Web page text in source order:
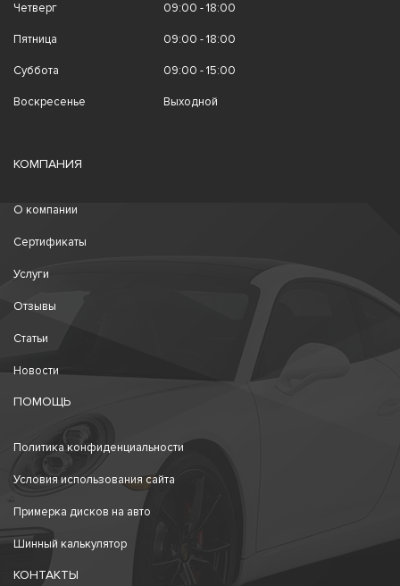
Четверг 09:00 - 18:00
Пятница 09:00 - 18:00
Суббота 09:00 - 15:00
Воскресенье Выходной
КОМПАНИЯ
О компании
Сертификаты
Услуги
Отзывы
Статьи
Новости
ПОМОЩЬ
Политика конфиденциальности
Условия использования сайта
Примерка дисков на авто
Шинный калькулятор
КОНТАКТЫ